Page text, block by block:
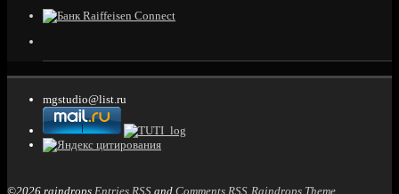
mgstudio@list.ru
©2026 raindrops Entries RSS and Comments RSS Raindrops Theme